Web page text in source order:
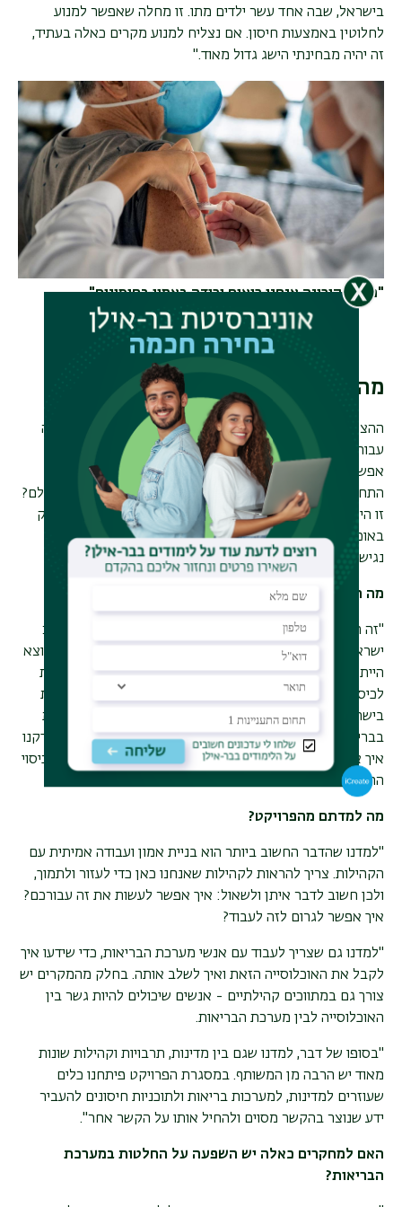
בישראל, שבה אחד עשר ילדים מתו. זו מחלה שאפשר למנוע
לחלוטין באמצעות חיסון. אם נצליח למנוע מקרים כאלה בעתיד,
זה יהיה מבחינתי הישג גדול מאוד".
"מאז הקורונה אנחנו רואים ירידה באמון בחיסונים"
מהצלחה מקומית למחקר בינלאומי
ההצלחה של האוכלוסייה הערבית בישראל בכיסוי חיסוני הפכה
עבור פרופ' אדלשטיין לנקודת מוצא למחקר רחב יותר: האם
אפשר ללמוד מקהילות מוחלשות שמצליחות להגיע לשיעורי
התחסנות גבוהים, ולהעביר את הידע הזה לקהילות אחרות בעולם?
זו הייתה אחת השאלות המרכזיות בפרויקטRIVER-EU
שעסק
באוכלוסיות שונות באירופה ובישראל ובדק מה מאפשר אמון,
נגישות ושיתוף פעולה עם מערכת הבריאות.
מה הייתה המטרה של פרויקט
"זה היה פרויקט של שש שנים, בשיתוף פעולה בין שבע מדינות:
ישראל, פינלנד, בריטניה, סלובקיה, פולין, הולנד ויוון. נקודת המוצא
הייתה אוכלוסיות מוחלשות מבחינה חברתית-כלכלית שמגיעות
לכיסוי חיסוני גבוה. לקחנו את הדוגמה של האוכלוסייה הערבית
בישראל, לצד הקהילה הסומלית בפינלנד והקהילה הבנגלדשית
בבריטניה, וניסינו להבין מהם גורמי ההצלחה שלהן. אחר כך בדקנו
איך אפשר להעביר את הידע הזה לאוכלוסיות אחרות, שבהן הכיסוי
החיסוני נמוך יותר
מה למדתם מהפרויקט?
"למדנו שהדבר החשוב ביותר הוא בניית אמון ועבודה אמיתית עם
הקהילות. צריך להראות לקהילות שאנחנו כאן כדי לעזור ולתמוך,
ולכן חשוב לדבר איתן ולשאול: איך אפשר לעשות את זה עבורכם?
איך אפשר לגרום לזה לעבוד?
"למדנו גם שצריך לעבוד עם אנשי מערכת הבריאות, כדי שידעו איך
לקבל את האוכלוסייה הזאת ואיך לשלב אותה. בחלק מהמקרים יש
צורך גם במתווכים קהילתיים - אנשים שיכולים להיות גשר בין
האוכלוסייה לבין מערכת הבריאות.
"בסופו של דבר, למדנו שגם בין מדינות, תרבויות וקהילות שונות
מאוד יש הרבה מן המשותף. במסגרת הפרויקט פיתחנו כלים
שעוזרים למדינות, למערכות בריאות ולתוכניות חיסונים להעביר
ידע שנוצר בהקשר מסוים ולהחיל אותו על הקשר אחר".
האם למחקרים כאלה יש השפעה על החלטות במערכת
הבריאות?